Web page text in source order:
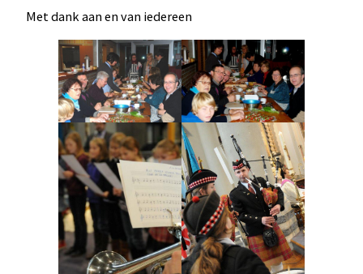
Met dank aan en van iedereen